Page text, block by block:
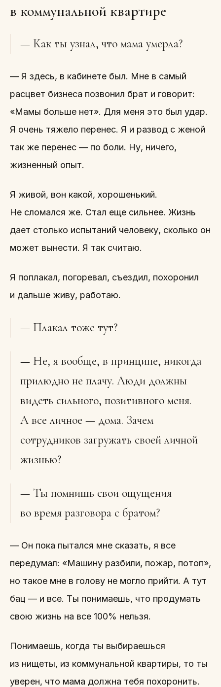
в коммунальной квартире
— Как ты узнал, что мама умерла?
— Я здесь, в кабинете был. Мне в самый
расцвет бизнеса позвонил брат и говорит:
«Мамы больше нет». Для меня это был удар.
Я очень тяжело перенес. Я и развод с женой
так же перенес — по боли. Ну, ничего,
жизненный опыт.
Я живой, вон какой, хорошенький.
Не сломался же. Стал еще сильнее. Жизнь
дает столько испытаний человеку, сколько он
может вынести. Я так считаю.
Я поплакал, погоревал, съездил, похоронил
и дальше живу, работаю.
— Плакал тоже тут?
— Не, я вообще, в принципе, никогда
прилюдно не плачу. Люди должны
видеть сильного, позитивного меня.
А все личное — дома. Зачем
сотрудников загружать своей личной
жизнью?
— Ты помнишь свои ощущения
во время разговора с братом?
— Он пока пытался мне сказать, я все
передумал: «Машину разбили, пожар, потоп»,
но такое мне в голову не могло прийти. А тут
бац — и все. Ты понимаешь, что продумать
свою жизнь на все 100% нельзя.
Понимаешь, когда ты выбираешься
из нищеты, из коммунальной квартиры, то ты
уверен, что мама должна тебя похоронить.